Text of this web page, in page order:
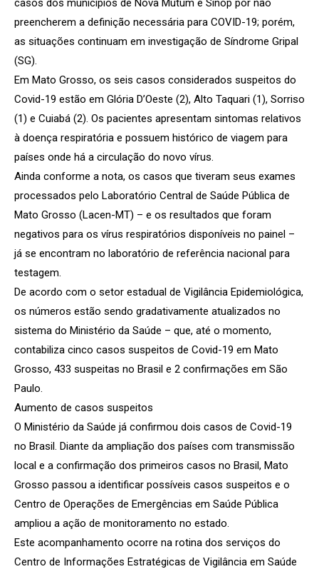
casos dos municípios de Nova Mutum e Sinop por não
preencherem a definição necessária para COVID-19; porém,
as situações continuam em investigação de Síndrome Gripal
(SG).
Em Mato Grosso, os seis casos considerados suspeitos do
Covid-19 estão em Glória D’Oeste (2), Alto Taquari (1), Sorriso
(1) e Cuiabá (2). Os pacientes apresentam sintomas relativos
à doença respiratória e possuem histórico de viagem para
países onde há a circulação do novo vírus.
Ainda conforme a nota, os casos que tiveram seus exames
processados pelo Laboratório Central de Saúde Pública de
Mato Grosso (Lacen-MT) – e os resultados que foram
negativos para os vírus respiratórios disponíveis no painel –
já se encontram no laboratório de referência nacional para
testagem.
De acordo com o setor estadual de Vigilância Epidemiológica,
os números estão sendo gradativamente atualizados no
sistema do Ministério da Saúde – que, até o momento,
contabiliza cinco casos suspeitos de Covid-19 em Mato
Grosso, 433 suspeitas no Brasil e 2 confirmações em São
Paulo.
Aumento de casos suspeitos
O Ministério da Saúde já confirmou dois casos de Covid-19
no Brasil. Diante da ampliação dos países com transmissão
local e a confirmação dos primeiros casos no Brasil, Mato
Grosso passou a identificar possíveis casos suspeitos e o
Centro de Operações de Emergências em Saúde Pública
ampliou a ação de monitoramento no estado.
Este acompanhamento ocorre na rotina dos serviços do
Centro de Informações Estratégicas de Vigilância em Saúde